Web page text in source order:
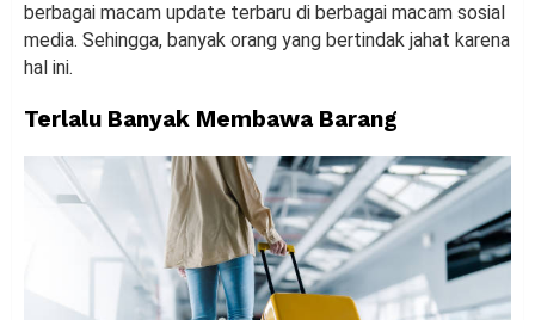
berbagai macam update terbaru di berbagai macam sosial
media. Sehingga, banyak orang yang bertindak jahat karena
hal ini.
Terlalu Banyak Membawa Barang